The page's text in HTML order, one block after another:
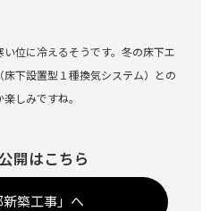
位に冷えるそうです。冬の床下エ
下設置型１種換気システム）との
しみですね。
開はこちら
新築工事」へ